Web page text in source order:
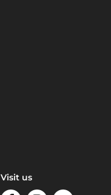
Visit us